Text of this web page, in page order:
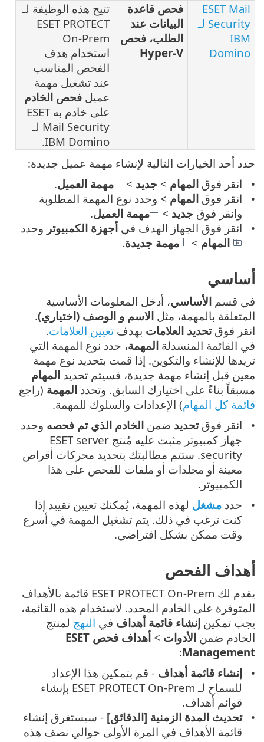
ESET Mail
Security لـ
IBM
Domino
فحص قاعدة
البيانات عند
الطلب، فحص
Hyper-V
تتيح هذه الوظيفة لـ
ESET PROTECT
On-Prem
استخدام هدف
الفحص المناسب
عند تشغيل مهمة
عميل فحص الخادم
على خادم به ESET
Mail Security لـ
IBM Domino.
حدد أحد الخيارات التالية لإنشاء مهمة عميل جديدة:
انقر فوقالمهام > جديد > مهمة العميل.
انقر فوقالمهام > وحدد نوع المهمة المطلوبة
وانقر فوق جديد > مهمة العميل.
انقر فوق الجهاز الهدف فيأجهزة الكمبيوتر وحدد
المهام > مهمة جديدة.
أساسي
في قسم الأساسي، أدخل المعلومات الأساسية
المتعلقة بالمهمة، مثل الاسم و الوصف (اختياري).
انقر فوقتحديد العلامات بهدف تعيين العلامات.
في القائمة المنسدلة المهمة، حدد نوع المهمة التي
تريدها للإنشاء والتكوين. إذا قمت بتحديد نوع مهمة
معين قبل إنشاء مهمة جديدة، فسيتم تحديد المهام
مسبقاً بناءً على اختيارك السابق. وتحدد المهمة (راجع
قائمة كل المهام) الإعدادات والسلوك للمهمة.
انقر فوقتحديد ضمنالخادم الذي تم فحصه وحدد
جهاز كمبيوتر مثبت عليه مُنتج ESET server
security. ستتم مطالبتك بتحديد محركات أقراص
معينة أو مجلدات أو ملفات للفحص على هذا
الكمبيوتر.
حددمشغل لهذه المهمة، يُمكنك تعيين تقييد إذا
كنت ترغب في ذلك. يتم تشغيل المهمة في أسرع
وقت ممكن بشكل افتراضي.
أهداف الفحص
يقدم لك ESET PROTECT On-Prem قائمة بالأهداف
المتوفرة على الخادم المحدد. لاستخدام هذه القائمة،
يجب تمكين إنشاء قائمة أهداف في النهج لمنتج
الخادم ضمن الأدوات >
أهداف فحص ESET
Management
:
إنشاء قائمة أهداف - قم بتمكين هذا الإعداد
للسماح لـ ESET PROTECT On-Prem بإنشاء
قوائم أهداف.
تحديث المدة الزمنية [الدقائق] - سيستغرق إنشاء
قائمة الأهداف في المرة الأولى حوالي نصف هذه